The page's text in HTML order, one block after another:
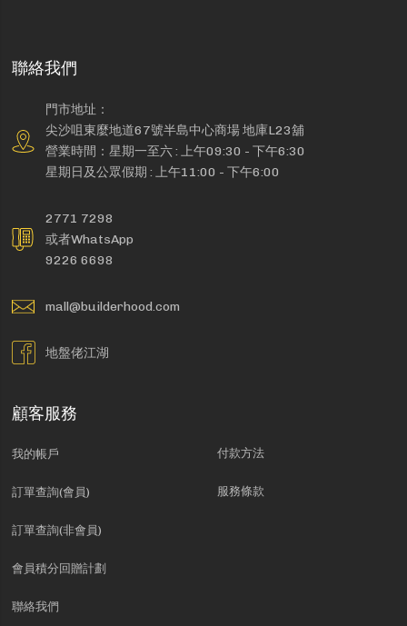
聯絡我們
門市地址：
尖沙咀東麼地道67號半島中心商場 地庫L23舖
營業時間：星期一至六 : 上午09:30 - 下午6:30
星期日及公眾假期 : 上午11:00 - 下午6:00
2771 7298
或者WhatsApp
9226 6698
mall@builderhood.com
地盤佬江湖
顧客服務
我的帳戶
訂單查詢(會員)
訂單查詢(非會員)
會員積分回贈計劃
聯絡我們
付款方法
服務條款